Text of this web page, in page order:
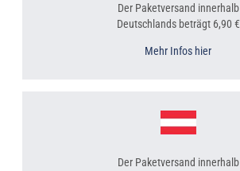
Der Paketversand innerhalb
Deutschlands beträgt 6,90 €
Mehr Infos hier
Der Paketversand innerhalb